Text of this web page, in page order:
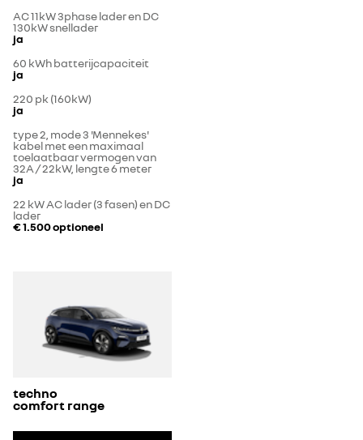
AC 11kW 3phase lader en DC
130kW snellader
ja
60 kWh batterijcapaciteit
ja
220 pk (160kW)
ja
type 2, mode 3 'Mennekes'
kabel met een maximaal
toelaatbaar vermogen van
32A / 22kW, lengte 6 meter
ja
22 kW AC lader (3 fasen) en DC
lader
€ 1.500optioneel
techno
comfort range